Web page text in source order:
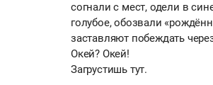
согнали с мест, одели в
голубое, обозвали
заставляют побеждать
Окей? Окей!
Загрустишь тут.